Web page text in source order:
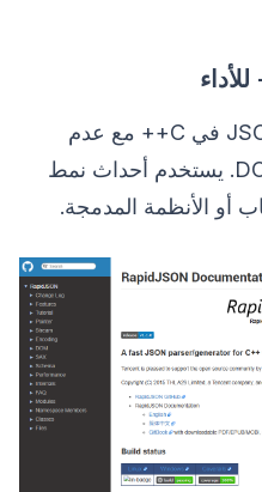
بتحليل JSON في C++ مع عدم
وجود تخصيصات في وضع DOM. يستخدم أحداث نمط